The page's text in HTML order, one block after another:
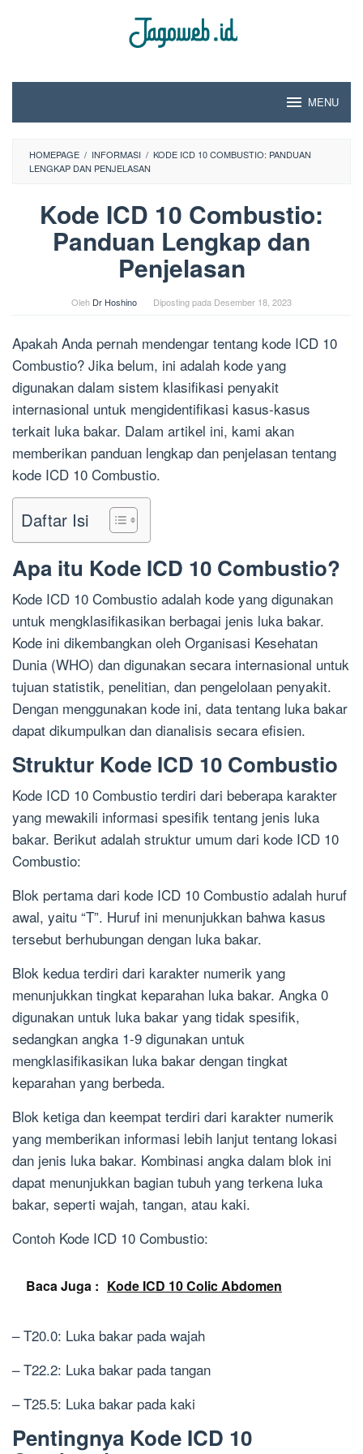
MENU
HOMEPAGE / INFORMASI / KODE ICD 10 COMBUSTIO: PANDUAN
LENGKAP DAN PENJELASAN
Kode ICD 10 Combustio:
Panduan Lengkap dan
Penjelasan
Oleh Dr Hoshino Diposting pada Desember 18, 2023
Apakah Anda pernah mendengar tentang kode ICD 10
Combustio? Jika belum, ini adalah kode yang
digunakan dalam sistem klasifikasi penyakit
internasional untuk mengidentifikasi kasus-kasus
terkait luka bakar. Dalam artikel ini, kami akan
memberikan panduan lengkap dan penjelasan tentang
kode ICD 10 Combustio.
Daftar Isi
Apa itu Kode ICD 10 Combustio?
Kode ICD 10 Combustio adalah kode yang digunakan
untuk mengklasifikasikan berbagai jenis luka bakar.
Kode ini dikembangkan oleh Organisasi Kesehatan
Dunia (WHO) dan digunakan secara internasional untuk
tujuan statistik, penelitian, dan pengelolaan penyakit.
Dengan menggunakan kode ini, data tentang luka bakar
dapat dikumpulkan dan dianalisis secara efisien.
Struktur Kode ICD 10 Combustio
Kode ICD 10 Combustio terdiri dari beberapa karakter
yang mewakili informasi spesifik tentang jenis luka
bakar. Berikut adalah struktur umum dari kode ICD 10
Combustio:
Blok pertama dari kode ICD 10 Combustio adalah huruf
awal, yaitu “T”. Huruf ini menunjukkan bahwa kasus
tersebut berhubungan dengan luka bakar.
Blok kedua terdiri dari karakter numerik yang
menunjukkan tingkat keparahan luka bakar. Angka 0
digunakan untuk luka bakar yang tidak spesifik,
sedangkan angka 1-9 digunakan untuk
mengklasifikasikan luka bakar dengan tingkat
keparahan yang berbeda.
Blok ketiga dan keempat terdiri dari karakter numerik
yang memberikan informasi lebih lanjut tentang lokasi
dan jenis luka bakar. Kombinasi angka dalam blok ini
dapat menunjukkan bagian tubuh yang terkena luka
bakar, seperti wajah, tangan, atau kaki.
Contoh Kode ICD 10 Combustio:
Baca Juga : Kode ICD 10 Colic Abdomen
– T20.0: Luka bakar pada wajah
– T22.2: Luka bakar pada tangan
– T25.5: Luka bakar pada kaki
Pentingnya Kode ICD 10